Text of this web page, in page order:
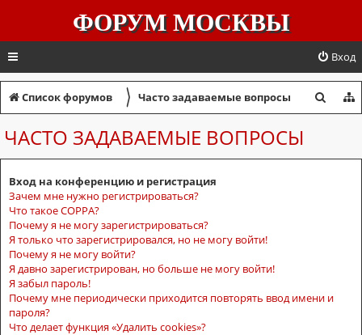
ФОРУМ МОСКВЫ
Вход
Список форумов 〉 Часто задаваемые вопросы
ЧАСТО ЗАДАВАЕМЫЕ ВОПРОСЫ
Вход на конференцию и регистрация
Зачем мне нужно регистрироваться?
Что такое COPPA?
Почему я не могу зарегистрироваться?
Я только что зарегистрировался, но не могу войти!
Почему я не могу войти?
Я давно зарегистрирован, но больше не могу войти!
Я забыл пароль!
Почему мне периодически приходится повторять ввод имени и
пароля?
Что делает функция «Удалить cookies»?